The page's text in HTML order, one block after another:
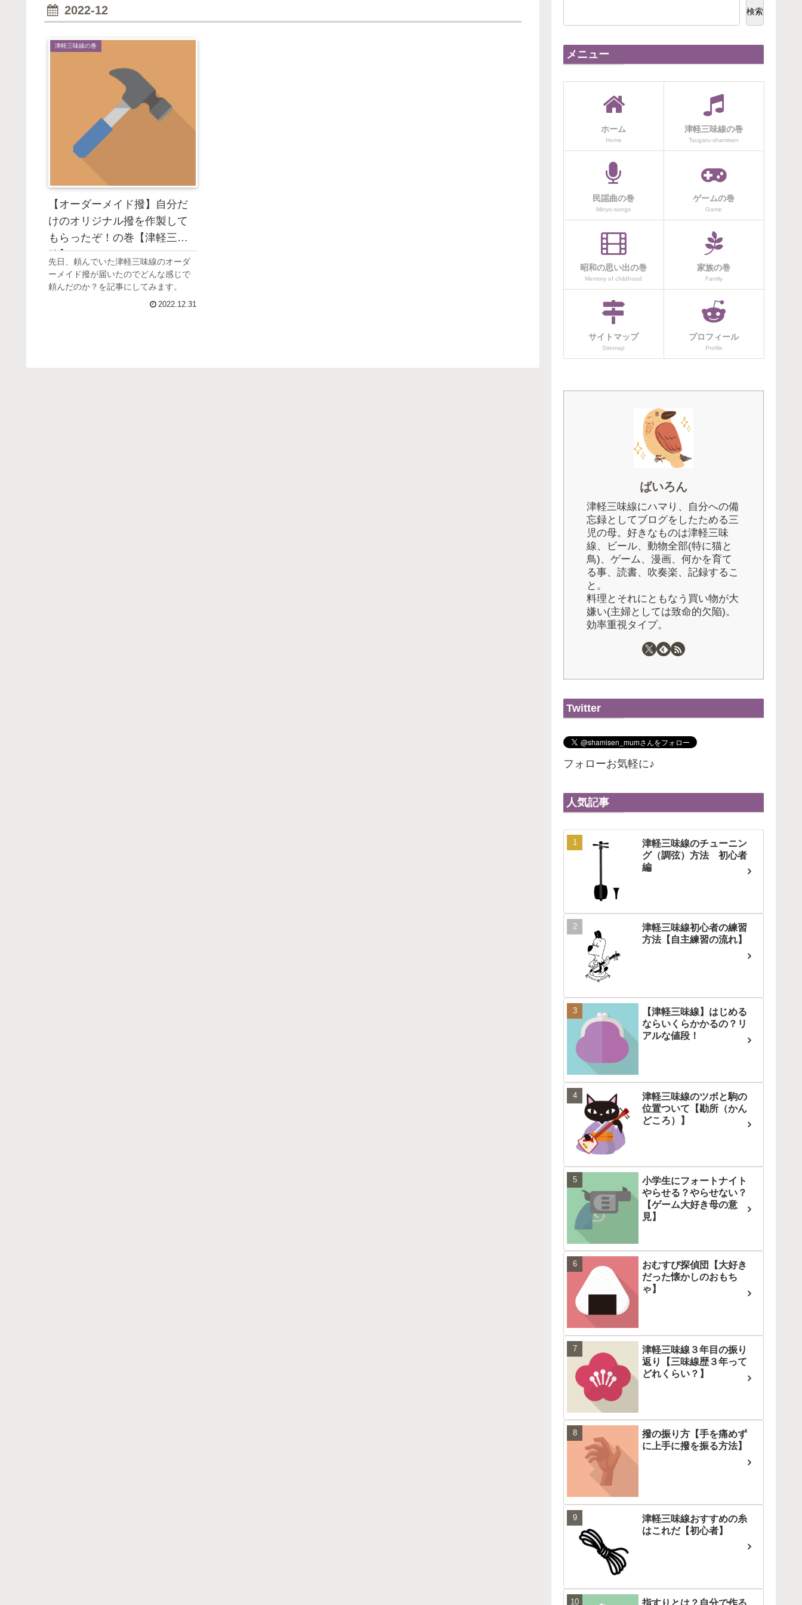
2022-12
津軽三味線の巻
【オーダーメイド撥】自分だ
けのオリジナル撥を作製して
もらったぞ！の巻【津軽三味
線】
先日、頼んでいた津軽三味線のオーダ
ーメイド撥が届いたのでどんな感じで
頼んだのか？を記事にしてみます。
2022.12.31
検索
メニュー
ホーム
Home
津軽三味線の巻
Tsugaru-shamisen
民謡曲の巻
Minyo-songs
ゲームの巻
Game
昭和の思い出の巻
Memory of childhood
家族の巻
Family
サイトマップ
Sitemap
プロフィール
Profile
ばいろん
津軽三味線にハマり、自分への備
忘録としてブログをしたためる三
児の母。好きなものは津軽三味
線、ビール、動物全部(特に猫と
鳥)、ゲーム、漫画、何かを育て
る事、読書、吹奏楽、記録するこ
と。
料理とそれにともなう買い物が大
嫌い(主婦としては致命的欠陥)。
効率重視タイプ。
Twitter
フォローお気軽に♪
人気記事
津軽三味線のチューニン
グ（調弦）方法 初心者
編
津軽三味線初心者の練習
方法【自主練習の流れ】
【津軽三味線】はじめる
ならいくらかかるの？リ
アルな値段！
津軽三味線のツボと駒の
位置ついて【勘所（かん
どころ）】
小学生にフォートナイト
やらせる？やらせない？
【ゲーム大好き母の意
見】
おむすび探偵団【大好き
だった懐かしのおもち
ゃ】
津軽三味線３年目の振り
返り【三味線歴３年って
どれくらい？】
撥の振り方【手を痛めず
に上手に撥を振る方法】
津軽三味線おすすめの糸
はこれだ【初心者】
指すりとは？自分で作る